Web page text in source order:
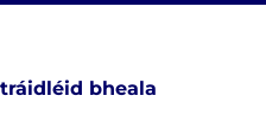
tráidléid bheala